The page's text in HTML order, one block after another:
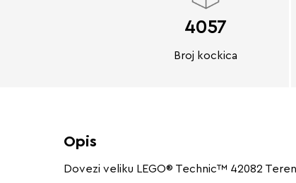
4057
Broj kockica
Opis
Dovezi veliku LEGO® Technic™ 42082